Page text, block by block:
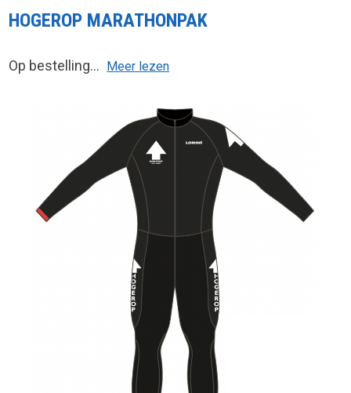
HOGEROP MARATHONPAK
Op bestelling... Meer lezen
Product image slideshow Items